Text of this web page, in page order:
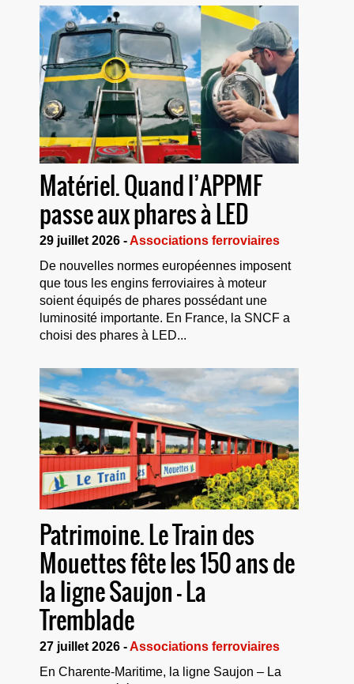
Matériel. Quand l’APPMF
passe aux phares à LED
29 juillet 2026 -Associations ferroviaires
De nouvelles normes européennes imposent
que tous les engins ferroviaires à moteur
soient équipés de phares possédant une
luminosité importante. En France, la SNCF a
choisi des phares à LED...
Patrimoine. Le Train des
Mouettes fête les 150 ans de
la ligne Saujon – La
Tremblade
27 juillet 2026 -Associations ferroviaires
En Charente-Maritime, la ligne Saujon – La